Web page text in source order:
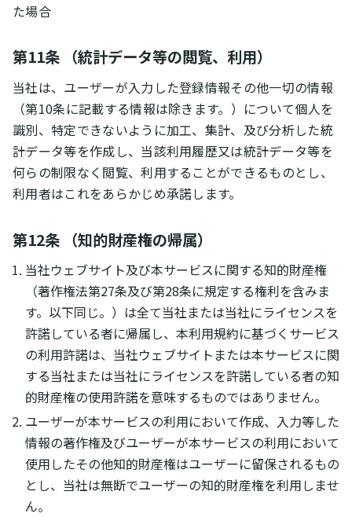
た場合
第11条 （統計データ等の閲覧、利用）
当社は、ユーザーが入力した登録情報その他一切の情報
（第10条に記載する情報は除きます。）について個人を
識別、特定できないように加工、集計、及び分析した統
計データ等を作成し、当該利用履歴又は統計データ等を
何らの制限なく閲覧、利用することができるものとし、
利用者はこれをあらかじめ承諾します。
第12条 （知的財産権の帰属）
当社ウェブサイト及び本サービスに関する知的財産権
（著作権法第27条及び第28条に規定する権利を含みま
す。以下同じ。）は全て当社または当社にライセンスを
許諾している者に帰属し、本利用規約に基づくサービス
の利用許諾は、当社ウェブサイトまたは本サービスに関
する当社または当社にライセンスを許諾している者の知
的財産権の使用許諾を意味するものではありません。
ユーザーが本サービスの利用において作成、入力等した
情報の著作権及びユーザーが本サービスの利用において
使用したその他知的財産権はユーザーに留保されるもの
とし、当社は無断でユーザーの知的財産権を利用しませ
ん。